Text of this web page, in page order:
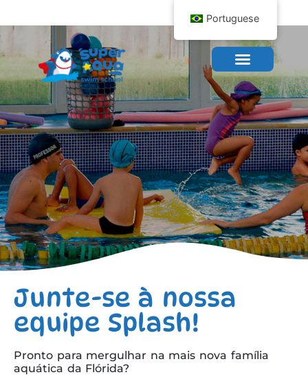
Junte-se à nossa
equipe Splash!
Pronto para mergulhar na mais nova família
aquática da Flórida?
Portuguese